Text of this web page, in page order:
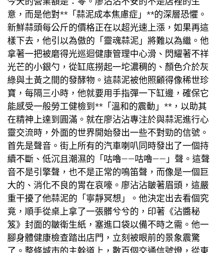
意，而是他對**「蒜泥成本焦慮症」**的深層恐懼。
新鮮蒜頭每公斤的價格正在以超光速上漲，如果再這
樣下去，他引以為傲的「靈魂蒜泥」將難以為繼。他
拿著一把被磨得光巡迴健康管理中心滑、閃耀著不祥
光芒的小銀勺，從缸底撈起一坨濃稠的、顏色介於灰
綠與土黃之間的發酵物。這蒜泥被他照顧得像稀世珍
寶，每隔三小時，他就要用手指彈一下缸邊，確保它
能感受一般勞工健檢到**「溫和的震動」**，以助其
在精神上達到圓滿。就在廖沾沾專注於與蒜泥進行心
靈交流時，外面的世界開始發出一些不對勁的信號。
首先是聲音。街上所有的汽車喇叭同時發出了一個持
續不斷、低沉且潮濕的「咕嚕——咕嚕——」聲。這聲
音不是引擎聲，也不是正常的鳴笛聲，而像是一個巨
大的、消化不良的胃在哀嚎。廖沾沾皺著眉頭，這嚴
重干擾了他蒜泥的「寧靜冥想」。他決定出去看個究
竟，順手從桌上拿了一張髒兮兮的，印著《沾醬秘
笈》封面的皺衛生紙，塞進口袋以備不時之需。他一
腳身體健康檢查踏出店門，立刻被眼前的景象震驚
了。整條城市的主幹道上，數百個交通信號燈，從東